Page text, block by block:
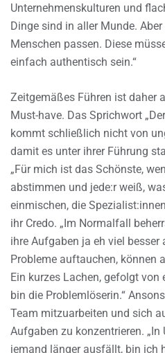
Unternehmenskulturen und
Dinge sind in aller Munde.
Menschen passen. Diese
einfach authentisch sein.“
Zeitgemäßes Führen ist daher
Must-have. Das Sprichwort
kommt schließlich nicht von
damit es unter ihrer Führung
„Für mich ist das Schönste,
abstimmen und jede:r weiß,
einmischen, die
ihr Credo. „Im Normalfall
ihre Aufgaben ja eh viel
Probleme auftauchen, können
Ein kurzes Lachen, gefolgt von
bin die Problemlöserin.“
Team mitzuarbeiten und sich
Aufgaben zu konzentrieren.
jemand länger ausfällt, bin ich